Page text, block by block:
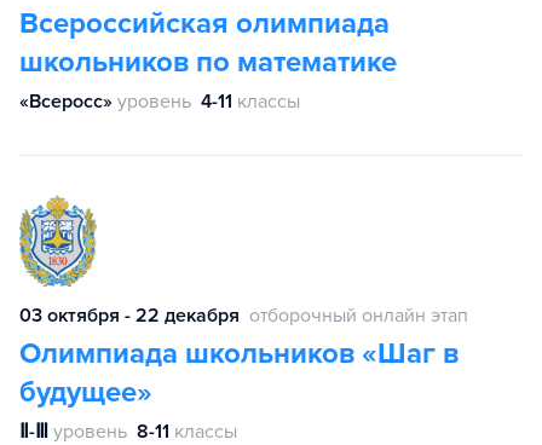
Всероссийская олимпиада
школьников по математике
«Всеросс» уровень 4-11 классы
03 октября - 22 декабря отборочный онлайн этап
Олимпиада школьников «Шаг в
будущее»
Ⅱ-Ⅲ уровень 8-11 классы